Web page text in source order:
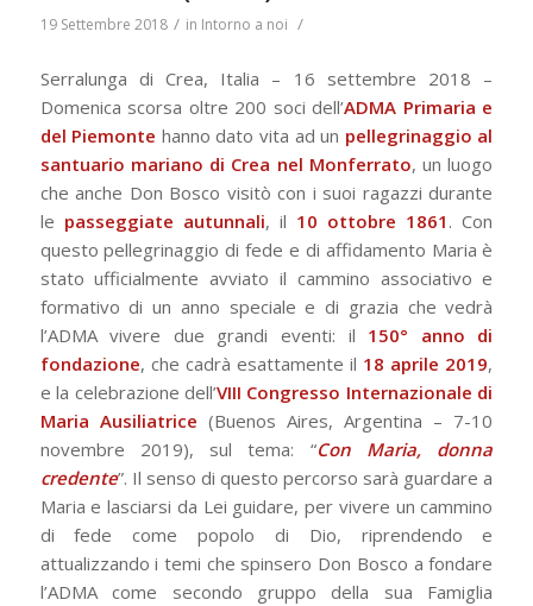
19 Settembre 2018 / in Intorno a noi /
Serralunga di Crea, Italia – 16 settembre 2018 –
Domenica scorsa oltre 200 soci dell’ADMA Primaria e
del Piemonte hanno dato vita ad un pellegrinaggio al
santuario mariano di Crea nel Monferrato, un luogo
che anche Don Bosco visitò con i suoi ragazzi durante
le passeggiate autunnali, il 10 ottobre 1861 . Con
questo pellegrinaggio di fede e di affidamento Maria è
stato ufficialmente avviato il cammino associativo e
formativo di un anno speciale e di grazia che vedrà
l’ADMA vivere due grandi eventi: il 150° anno di
fondazione, che cadrà esattamente il 18 aprile 2019,
e la celebrazione dell’VIII Congresso Internazionale di
Maria Ausiliatrice (Buenos Aires, Argentina – 7-10
novembre 2019), sul tema: “Con Maria, donna
credente”. Il senso di questo percorso sarà guardare a
Maria e lasciarsi da Lei guidare, per vivere un cammino
di fede come popolo di Dio, riprendendo e
attualizzando i temi che spinsero Don Bosco a fondare
l’ADMA come secondo gruppo della sua Famiglia